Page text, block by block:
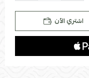
اشتري الآن